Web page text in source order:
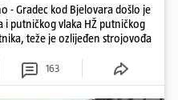
- Gradec kod Bjelovara došlo je
i putničkog vlaka HŽ putničkog
teže je ozlijeđen strojovođa
163